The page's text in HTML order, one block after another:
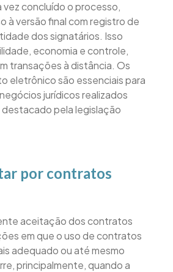
vez concluído o processo,
à versão final com registro de
dos signatários. Isso
economia e controle,
transações à distância. Os
eletrônico são essenciais para
jurídicos realizados
pela legislação
por contratos
aceitação dos contratos
em que o uso de contratos
adequado ou até mesmo
principalmente, quando a